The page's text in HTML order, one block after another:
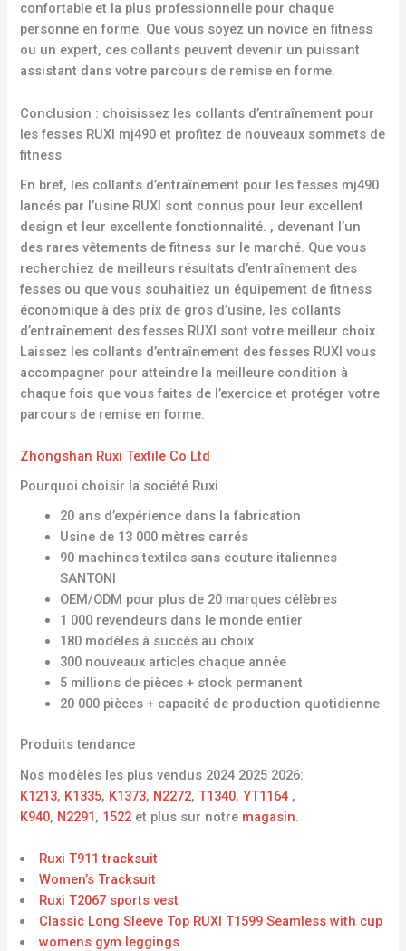
confortable et la plus professionnelle pour chaque
personne en forme. Que vous soyez un novice en fitness
ou un expert, ces collants peuvent devenir un puissant
assistant dans votre parcours de remise en forme.
Conclusion : choisissez les collants d’entraînement pour
les fesses RUXI mj490 et profitez de nouveaux sommets de
fitness
En bref, les collants d’entraînement pour les fesses mj490
lancés par l’usine RUXI sont connus pour leur excellent
design et leur excellente fonctionnalité. , devenant l’un
des rares vêtements de fitness sur le marché. Que vous
recherchiez de meilleurs résultats d’entraînement des
fesses ou que vous souhaitiez un équipement de fitness
économique à des prix de gros d’usine, les collants
d’entraînement des fesses RUXI sont votre meilleur choix.
Laissez les collants d’entraînement des fesses RUXI vous
accompagner pour atteindre la meilleure condition à
chaque fois que vous faites de l’exercice et protéger votre
parcours de remise en forme.
Zhongshan Ruxi Textile Co Ltd
Pourquoi choisir la société Ruxi
20 ans d’expérience dans la fabrication
Usine de 13 000 mètres carrés
90 machines textiles sans couture italiennes
SANTONI
OEM/ODM pour plus de 20 marques célèbres
1 000 revendeurs dans le monde entier
180 modèles à succès au choix
300 nouveaux articles chaque année
5 millions de pièces + stock permanent
20 000 pièces + capacité de production quotidienne
Produits tendance
Nos modèles les plus vendus 2024 2025 2026:
K1213, K1335, K1373, N2272,T1340,YT1164 ,
K940, N2291, 1522 et plus sur notre magasin.
Ruxi T911 tracksuit
Women’s Tracksuit
Ruxi T2067 sports vest
Classic Long Sleeve Top RUXI T1599 Seamless with cup
womens gym leggings